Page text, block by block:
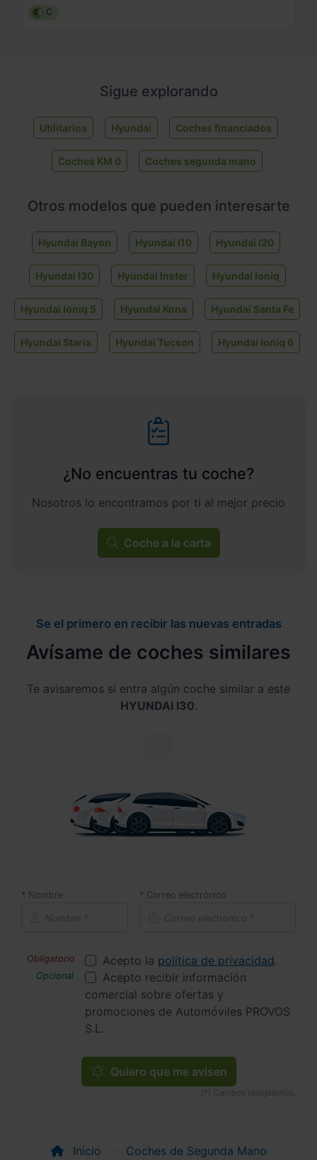
C
Sigue explorando
Utilitarios Hyundai Coches financiados
Coches KM 0 Coches segunda mano
Otros modelos que pueden interesarte
Hyundai Bayon Hyundai I10 Hyundai I20
Hyundai I30 Hyundai Inster Hyundai Ioniq
Hyundai Ioniq 5 Hyundai Kona Hyundai Santa Fe
Hyundai Staria Hyundai Tucson Hyundai Ioniq 6
¿No encuentras tu coche?
Nosotros lo encontramos por ti al mejor precio
Coche a la carta
Se el primero en recibir las nuevas entradas
Avísame de coches similares
Te avisaremos si entra algún coche similar a este
HYUNDAI I30.
Nombre Correo electrónico
Acepto la política de privacidad.
Acepto recibir información
comercial sobre ofertas y
promociones de Automóviles PROVOS
S.L.
Quiero que me avisen
Inicio
Coches de Segunda Mano